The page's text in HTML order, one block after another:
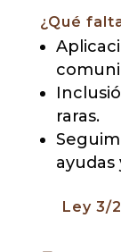
¿Qué
raras.
Ley 3/